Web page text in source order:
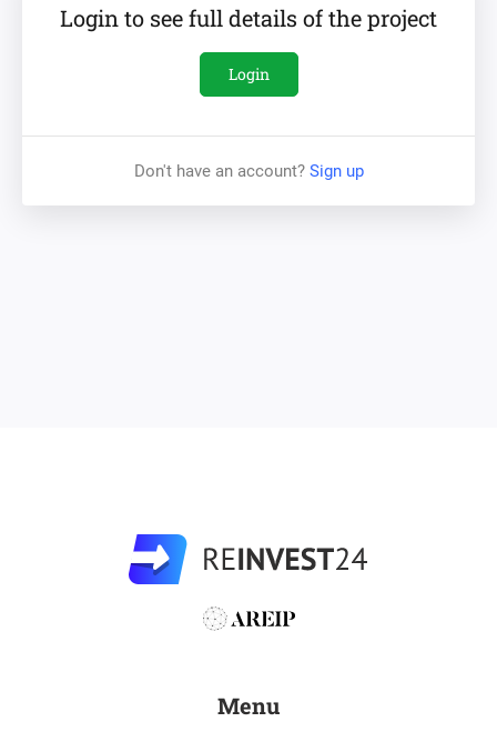
mis viivad 4 peatusega otse lennujaama ja 10 minutiga
südalinna. Ülemiste rongijaamast pääseb kiiresti ja
mugavalt mitmesse Eesti linna.
Read more
:
Read more about how your investment is
Login to see full details of the project
Login
Don't have an account? Sign up
Menu